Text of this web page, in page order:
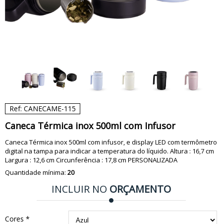
Ref: CANECAME-115
Caneca Térmica inox 500ml com Infusor
Caneca Térmica inox 500ml com infusor, e display LED com termômetro
digital na tampa para indicar a temperatura do líquido. Altura : 16,7 cm
Largura : 12,6 cm Circunferência : 17,8 cm PERSONALIZADA
Quantidade mínima: 20
INCLUIR NO ORÇAMENTO
Cores *